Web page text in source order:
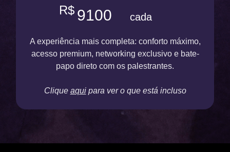
9100
R$
cada
A experiência mais completa: conforto máximo,
acesso premium, networking exclusivo e bate-
papo direto com os palestrantes.
Clique aquipara ver o que está incluso